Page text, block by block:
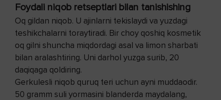
Foydali niqob retseptlari bilan tanishishing
Oq gildan niqob. U ajinlarni tekislaydi va yuzdagi
teshikchalarni toraytiradi. Bir choy qoshiq kosmetik
oq gilni shuncha miqdordagi asal va limon sharbati
bilan aralashtiring. Uni darhol yuzga surib, 20
daqiqaga qoldiring.
Gerkulesli niqob quruq teri uchun ayni muddaodir.
50 gramm suli yormasini blanderda maydalang,